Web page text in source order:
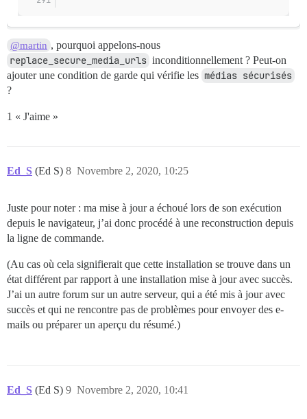
@martin , pourquoi appelons-nous
replace_secure_media_urls inconditionnellement ? Peut-on
ajouter une condition de garde qui vérifie les médias sécurisés
?
1 « J'aime »
Ed_S (Ed S) Novembre 2, 2020, 10:25
8
Juste pour noter : ma mise à jour a échoué lors de son exécution
depuis le navigateur, j’ai donc procédé à une reconstruction depuis
la ligne de commande.
(Au cas où cela signifierait que cette installation se trouve dans un
état différent par rapport à une installation mise à jour avec succès.
J’ai un autre forum sur un autre serveur, qui a été mis à jour avec
succès et qui ne rencontre pas de problèmes pour envoyer des e-
mails ou préparer un aperçu du résumé.)
Ed_S (Ed S) Novembre 2, 2020, 10:41
9